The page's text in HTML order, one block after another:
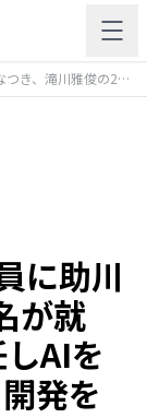
任しAIを前提としたプロダクト開発を統括。
に助川
が就
AIを
発を